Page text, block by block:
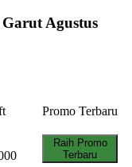
Agustus
Promo Terbaru
Raih Promo
Terbaru